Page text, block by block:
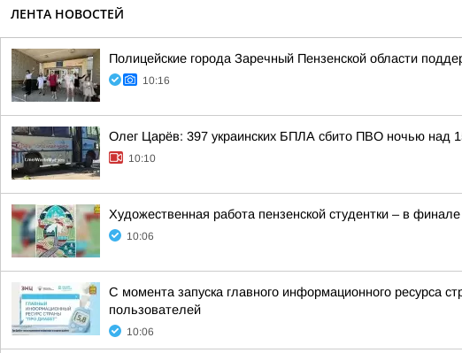
ЛЕНТА НОВОСТЕЙ
Полицейские города Заречный Пензенской области
10:16
Олег Царёв: 397 украинских БПЛА сбито ПВО ночью над
10:10
Художественная работа пензенской студентки – в
10:06
С момента запуска главного информационного ресурса
пользователей
10:06